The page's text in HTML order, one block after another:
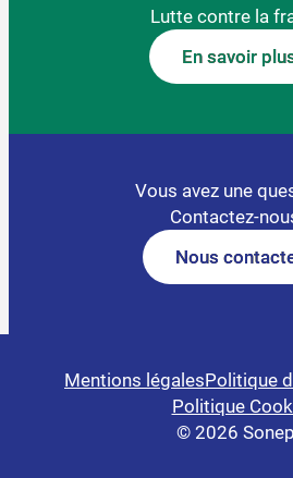
Lutte contre la
En savoir
Vous avez une
Contactez-
Nous
Mentions légalesPolitique
Politique
© 2026